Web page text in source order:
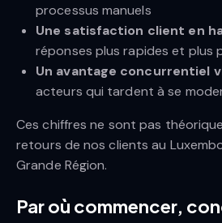
processus manuels
Une satisfaction client en
réponses plus rapides et plus
Un avantage concurrentiel
acteurs qui tardent à se
Ces chiffres ne sont pas
retours de nos clients au
Grande Région.
Par où commencer,